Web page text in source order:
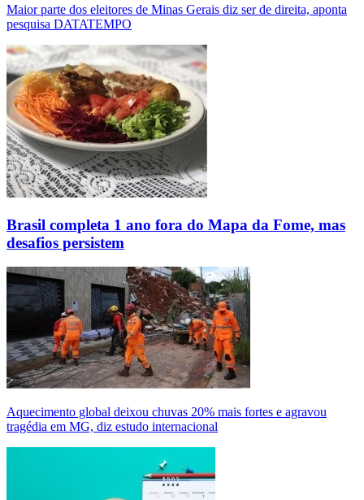
Maior parte dos eleitores de Minas Gerais diz ser de direita, aponta
pesquisa DATATEMPO
Brasil completa 1 ano fora do Mapa da Fome, mas
desafios persistem
Aquecimento global deixou chuvas 20% mais fortes e agravou
tragédia em MG, diz estudo internacional